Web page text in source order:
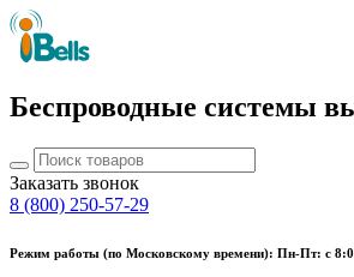
Беспроводные системы
Заказать звонок
8 (800) 250-57-29
Режим работы (по Московскому времени): Пн-Пт: с